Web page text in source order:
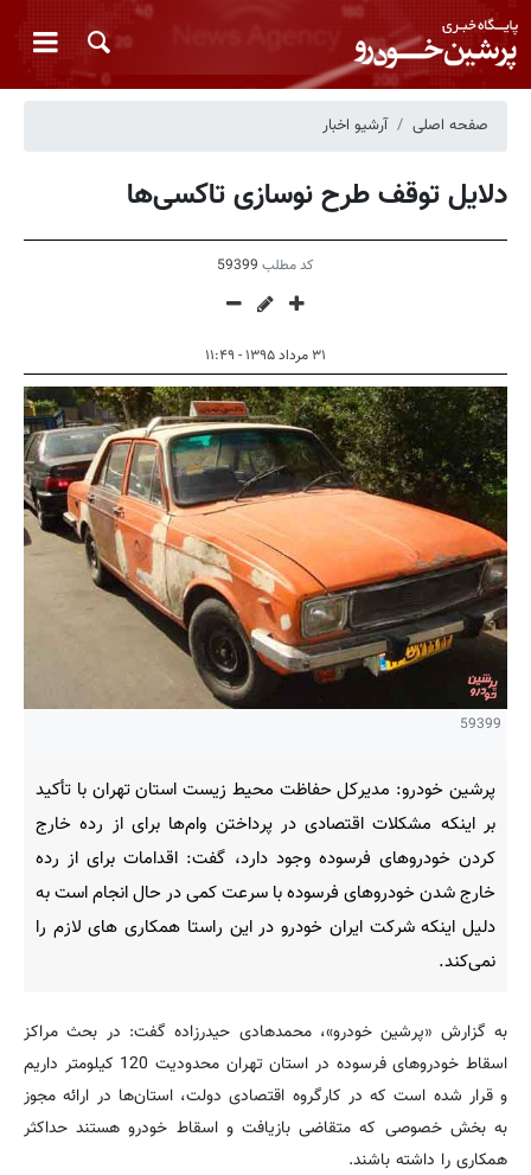
صفحه اصلی آرشیو اخبار
دلایل توقف طرح نوسازی تاکسی‌ها
کد مطلب 59399
۳۱ مرداد ۱۳۹۵ - ۱۱:۴۹
59399
پرشین خودرو: مدیرکل حفاظت محیط زیست استان تهران با تأکید
بر اینکه مشکلات اقتصادی در پرداختن وام‌ها برای از رده خارج
کردن خودروهای فرسوده وجود دارد، گفت: اقدامات برای از رده
خارج شدن خودروهای فرسوده با سرعت کمی در حال انجام است به
دلیل اینکه شرکت ایران خودرو در این راستا همکاری های لازم را
نمی‌کند.
به گزارش «پرشین خودرو»، محمدهادی حیدرزاده گفت: در بحث مراکز
اسقاط خودروهای فرسوده در استان تهران محدودیت 120 کیلومتر داریم
و قرار شده است که در کارگروه اقتصادی دولت، استان‌ها در ارائه مجوز
به بخش خصوصی که متقاضی بازیافت و اسقاط خودرو هستند حداکثر
همکاری را داشته باشند.